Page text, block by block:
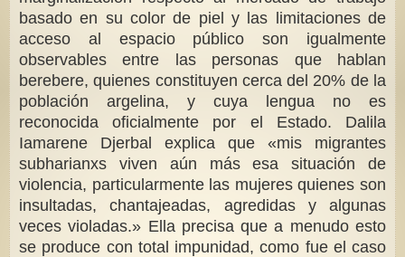
basado en su color de piel y las limitaciones de
acceso al espacio público son igualmente
observables entre las personas que hablan
berebere, quienes constituyen cerca del 20% de la
población argelina, y cuya lengua no es
reconocida oficialmente por el Estado. Dalila
Iamarene Djerbal explica que «mis migrantes
subharianxs viven aún más esa situación de
violencia, particularmente las mujeres quienes son
insultadas, chantajeadas, agredidas y algunas
veces violadas.» Ella precisa que a menudo esto
se produce con total impunidad, como fue el caso